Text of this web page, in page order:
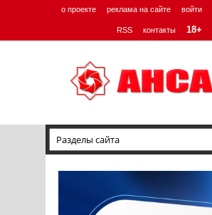
о проекте реклама на сайте войти
RSS контакты 18+